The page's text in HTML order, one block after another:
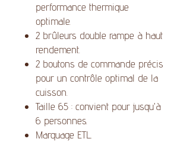
performance thermique
optimale.
2 brûleurs double rampe à haut
rendement.
2 boutons de commande précis
pour un contrôle optimal de la
cuisson.
Taille 65 : convient pour jusqu'à
6 personnes.
Marquage ETL.